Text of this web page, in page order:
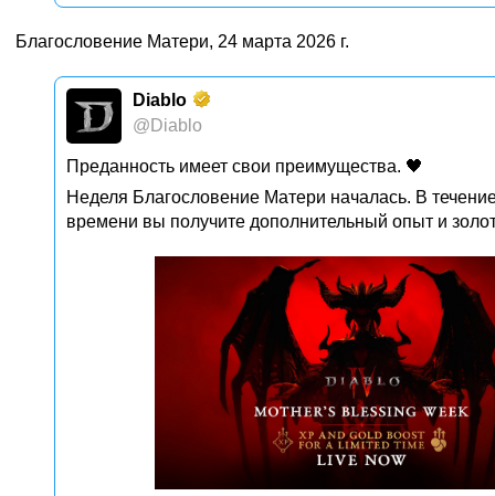
Благословение Матери, 24 марта 2026 г.
Diablo
@Diablo
Преданность имеет свои преимущества. 🖤
Неделя Благословение Матери началась. В
времени вы получите дополнительный опыт и